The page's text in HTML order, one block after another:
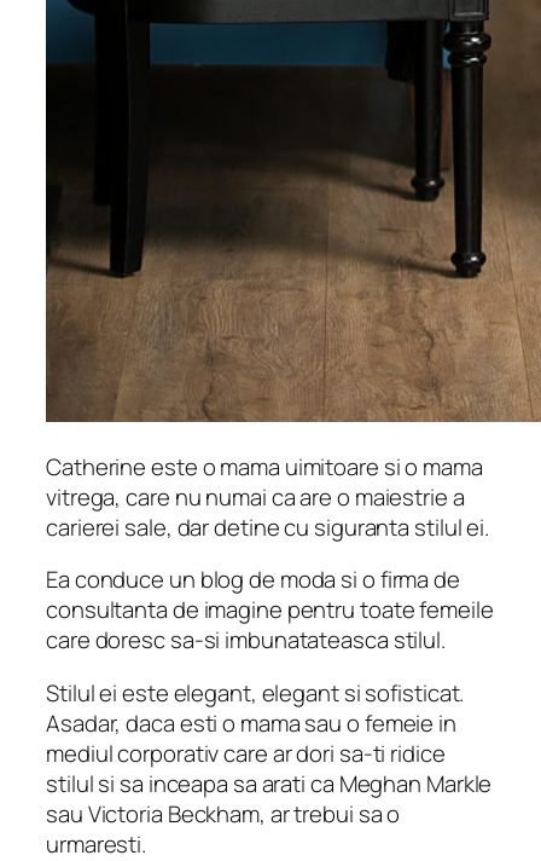
Catherine este o mama uimitoare si o mama
vitrega, care nu numai ca are o maiestrie a
carierei sale, dar detine cu siguranta stilul ei.
Ea conduce un blog de moda si o firma de
consultanta de imagine pentru toate femeile
care doresc sa-si imbunatateasca stilul.
Stilul ei este elegant, elegant si sofisticat.
Asadar, daca esti o mama sau o femeie in
mediul corporativ care ar dori sa-ti ridice
stilul si sa inceapa sa arati ca Meghan Markle
sau Victoria Beckham, ar trebui sa o
urmaresti.